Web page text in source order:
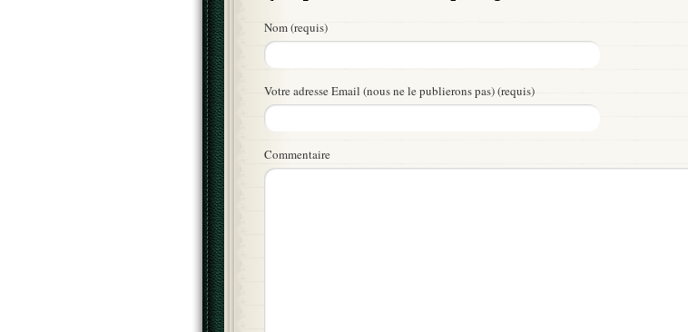
Nom (requis)
Votre adresse Email (nous ne le publierons pas) (requis)
Commentaire